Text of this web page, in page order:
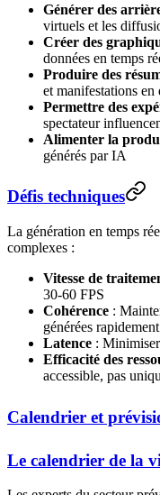
Générer des
virtuels et les
Créer des
données en temps
Produire des
et manifestations en
Permettre des
spectateur
Alimenter la
générés par IA
Défis techniques
La génération en temps
complexes :
Vitesse de
30-60 FPS
Cohérence :
générées rapidement
Latence :
Efficacité des
accessible, pas
Calendrier et
Le calendrier de la